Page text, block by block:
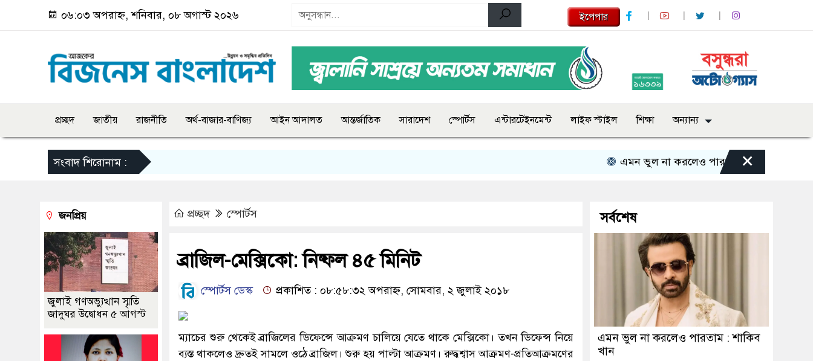
০৬:০৩ অপরাহ্ন, শনিবার, ০৮ অগাস্ট ২০২৬ ইপেপার
প্রচ্ছদ জাতীয় রাজনীতি অর্থ-বাজার-বাণিজ্য আইন আদালত আন্তর্জাতিক সারাদেশ স্পোর্টস এন্টারটেইনমেন্ট লাইফ স্টাইল শিক্ষা অন্যান্য
সংবাদ শিরোনাম : এমন ভুল না করলেও পারতাম : শাকিব খান
×
প্রচ্ছদ স্পোর্টস
ব্রাজিল-মেক্সিকো: নিষ্ফল ৪৫ মিনিট
স্পোর্টস ডেস্ক প্রকাশিত : ০৮:৫৮:৩২ অপরাহ্ন, সোমবার, ২ জুলাই ২০১৮
ম্যাচের শুরু থেকেই ব্রাজিলের ডিফেন্সে আক্রমণ চালিয়ে যেতে থাকে মেক্সিকো। তখন ডিফেন্স নিয়ে
ব্যস্ত থাকলেও দ্রুতই সামলে ওঠে ব্রাজিল। শুরু হয় পাল্টা আক্রমণ। রুদ্ধশ্বাস আক্রমণ-প্রতিআক্রমণের
জনপ্রিয়
জুলাই গণঅভ্যুত্থান স্মৃতি
জাদুঘর উদ্বোধন ৫ আগস্ট
সর্বশেষ
এমন ভুল না করলেও পারতাম : শাকিব
খান